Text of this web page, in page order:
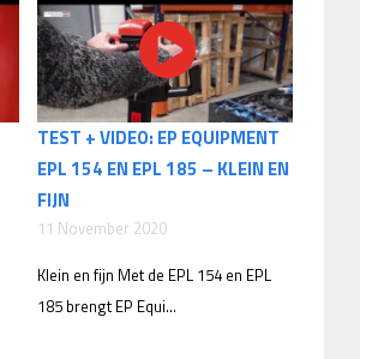
TEST + VIDEO: EP EQUIPMENT
EPL 154 EN EPL 185 – KLEIN EN
FIJN
11 November 2020
Klein en fijn Met de EPL 154 en EPL
185 brengt EP Equi...